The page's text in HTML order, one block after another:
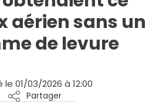
aérien sans un
de levure
le 01/03/2026 à 12:00
Partager